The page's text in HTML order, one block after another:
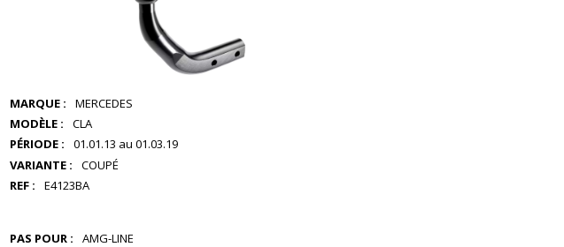
MARQUE :
MERCEDES
MODÈLE :
CLA
PÉRIODE :
01.01.13 au 01.03.19
VARIANTE :
COUPÉ
REF :
E4123BA
PAS POUR :
AMG-LINE